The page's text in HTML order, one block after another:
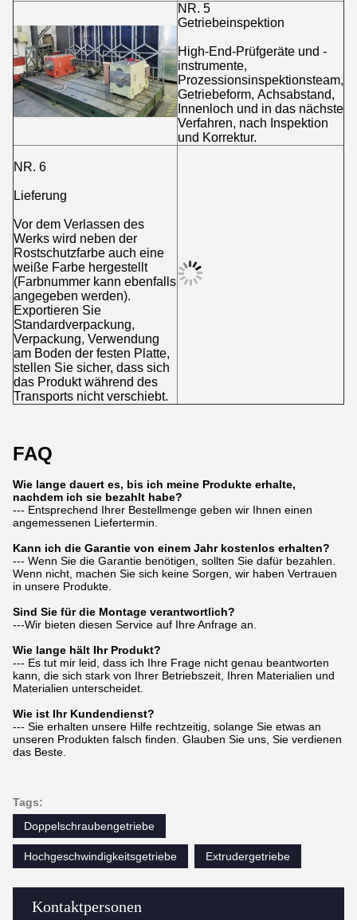
Kontaktpersonen
NR. 5
Getriebeinspektion
High-End-Prüfgeräte und -
instrumente,
Prozessionsinspektionsteam,
Getriebeform, Achsabstand,
Innenloch und in das nächste
Verfahren, nach Inspektion
und Korrektur.
NR. 6
Lieferung
Vor dem Verlassen des
Werks wird neben der
Rostschutzfarbe auch eine
weiße Farbe hergestellt
(Farbnummer kann ebenfalls
angegeben werden).
Exportieren Sie
Standardverpackung,
Verpackung, Verwendung
am Boden der festen Platte,
stellen Sie sicher, dass sich
das Produkt während des
Transports nicht verschiebt.
FAQ
Wie lange dauert es, bis ich meine Produkte erhalte,
nachdem ich sie bezahlt habe?
--- Entsprechend Ihrer Bestellmenge geben wir Ihnen einen
angemessenen Liefertermin.
Kann ich die Garantie von einem Jahr kostenlos erhalten?
--- Wenn Sie die Garantie benötigen, sollten Sie dafür bezahlen.
Wenn nicht, machen Sie sich keine Sorgen, wir haben Vertrauen
in unsere Produkte.
Sind Sie für die Montage verantwortlich?
---Wir bieten diesen Service auf Ihre Anfrage an.
Wie lange hält Ihr Produkt?
--- Es tut mir leid, dass ich Ihre Frage nicht genau beantworten
kann, die sich stark von Ihrer Betriebszeit, Ihren Materialien und
Materialien unterscheidet.
Wie ist Ihr Kundendienst?
--- Sie erhalten unsere Hilfe rechtzeitig, solange Sie etwas an
unseren Produkten falsch finden. Glauben Sie uns, Sie verdienen
das Beste.
Tags:
Doppelschraubengetriebe
Hochgeschwindigkeitsgetriebe Extrudergetriebe